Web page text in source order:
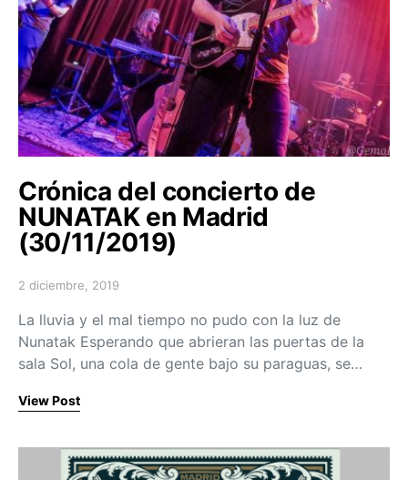
Crónica del concierto de
NUNATAK en Madrid
(30/11/2019)
Posted on
2 diciembre, 2019
La lluvia y el mal tiempo no pudo con la luz de
Nunatak Esperando que abrieran las puertas de la
sala Sol, una cola de gente bajo su paraguas, se…
View Post